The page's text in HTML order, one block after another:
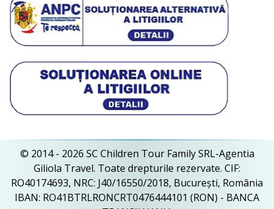
© 2014 - 2026 SC Children Tour Family SRL-Agentia
Giliola Travel. Toate drepturile rezervate. CIF:
RO40174693, NRC: J40/16550/2018, București, România
IBAN: RO41BTRLRONCRT0476444101 (RON) - BANCA